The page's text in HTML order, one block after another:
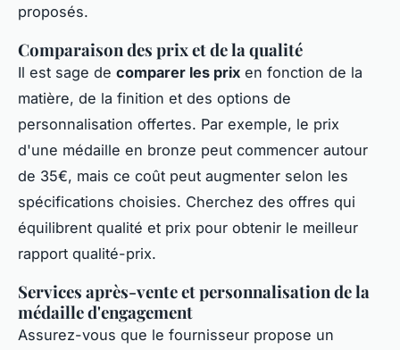
proposés.
Comparaison des prix et de la qualité
Il est sage de comparer les prix en fonction de la
matière, de la finition et des options de
personnalisation offertes. Par exemple, le prix
d'une médaille en bronze peut commencer autour
de 35€, mais ce coût peut augmenter selon les
spécifications choisies. Cherchez des offres qui
équilibrent qualité et prix pour obtenir le meilleur
rapport qualité-prix.
Services après-vente et personnalisation de la
médaille d'engagement
Assurez-vous que le fournisseur propose un